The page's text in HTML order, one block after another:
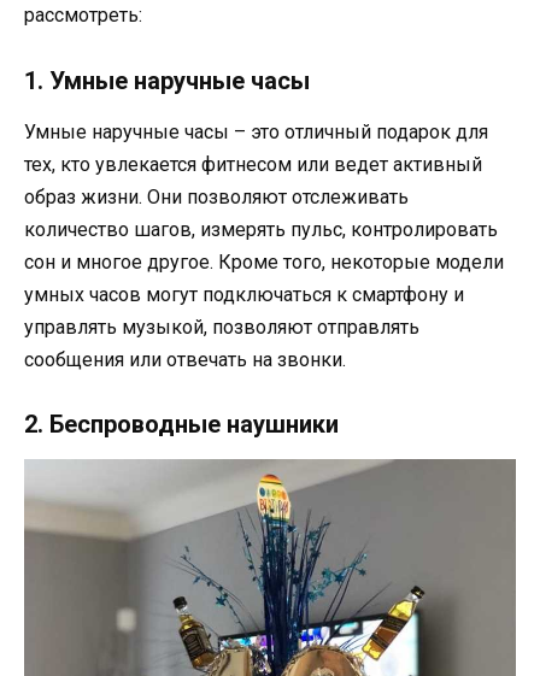
рассмотреть:
1. Умные наручные часы
Умные наручные часы – это отличный подарок для
тех, кто увлекается фитнесом или ведет активный
образ жизни. Они позволяют отслеживать
количество шагов, измерять пульс, контролировать
сон и многое другое. Кроме того, некоторые модели
умных часов могут подключаться к смартфону и
управлять музыкой, позволяют отправлять
сообщения или отвечать на звонки.
2. Беспроводные наушники